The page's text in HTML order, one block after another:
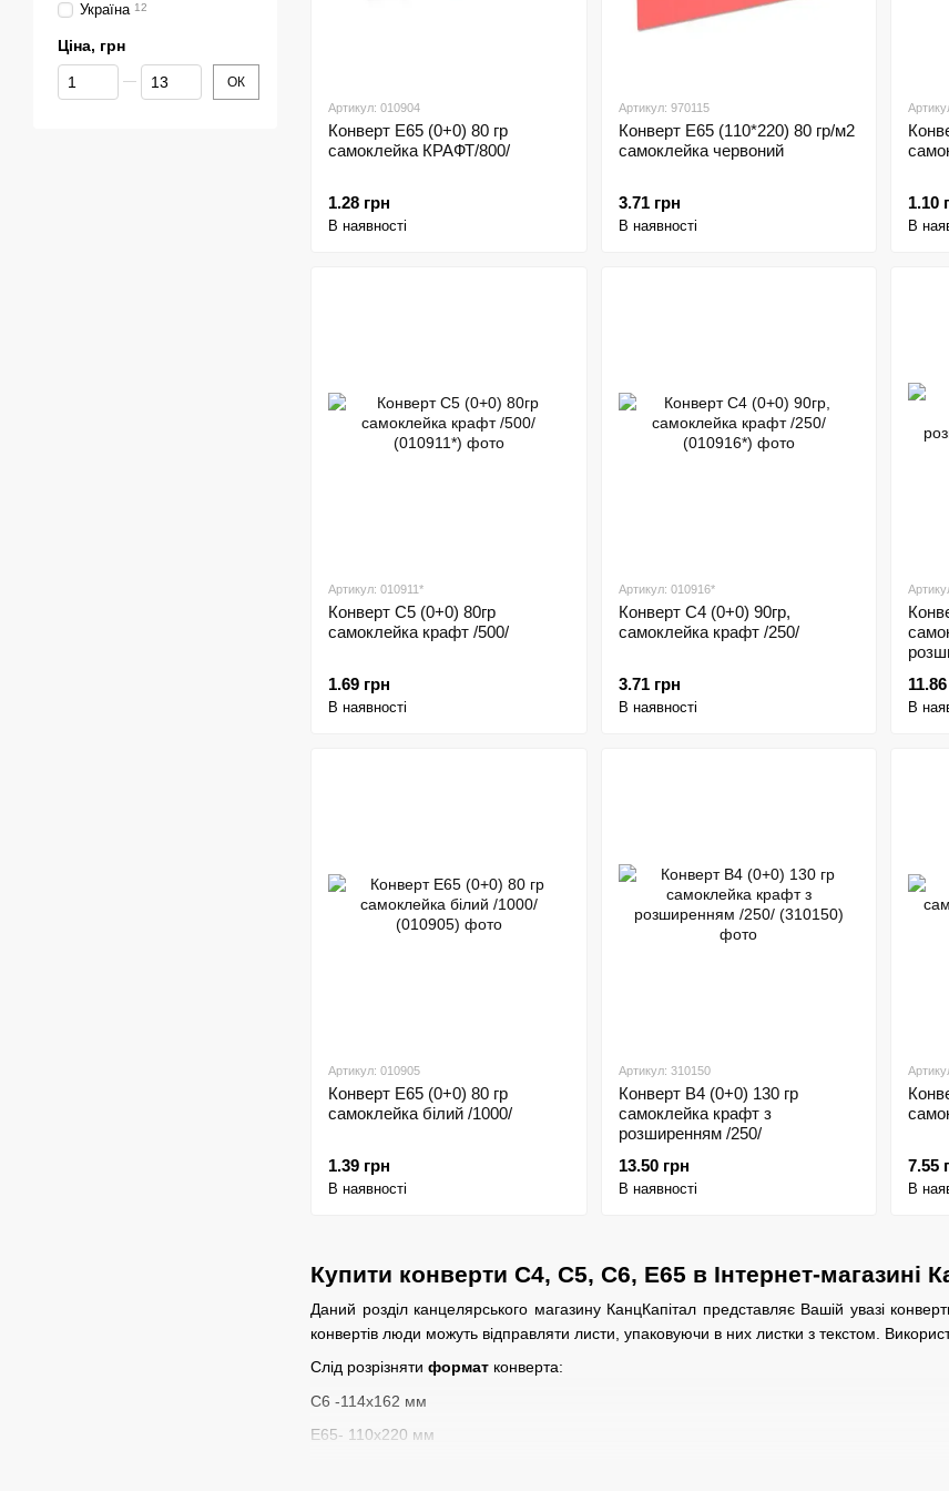
Купити конверти С4, С5, С6, Е65 в Інтернет-магазині
Даний розділ канцелярського магазину КанцКапітал представляє Вашій увазі
конвертів люди можуть відправляти листи, упаковуючи в них листки з текстом.
Слід розрізняти формат конверта:
С6 -114х162 мм
Е65- 110х220 мм
Артикул: 010904
Конверт Е65 (0+0) 80 гр
самоклейка КРАФТ/800/
1.28 грн
В наявності
Артикул: 970115
Конверт Е65 (110*220) 80 гр/м2
самоклейка червоний
3.71 грн
В наявності
1.10
В
Артикул: 010911*
Конверт С5 (0+0) 80гр
самоклейка крафт /500/
1.69 грн
В наявності
Артикул: 010916*
Конверт С4 (0+0) 90гр,
самоклейка крафт /250/
3.71 грн
В наявності В
Артикул: 010905
Конверт Е65 (0+0) 80 гр
самоклейка білий /1000/
1.39 грн
В наявності
Артикул: 310150
Конверт В4 (0+0) 130 гр
самоклейка крафт з
розширенням /250/
13.50 грн
В наявності
7.55
В
Україна 12
Ціна, грн
Від Ціна, грн
До Ціна, грн ОК